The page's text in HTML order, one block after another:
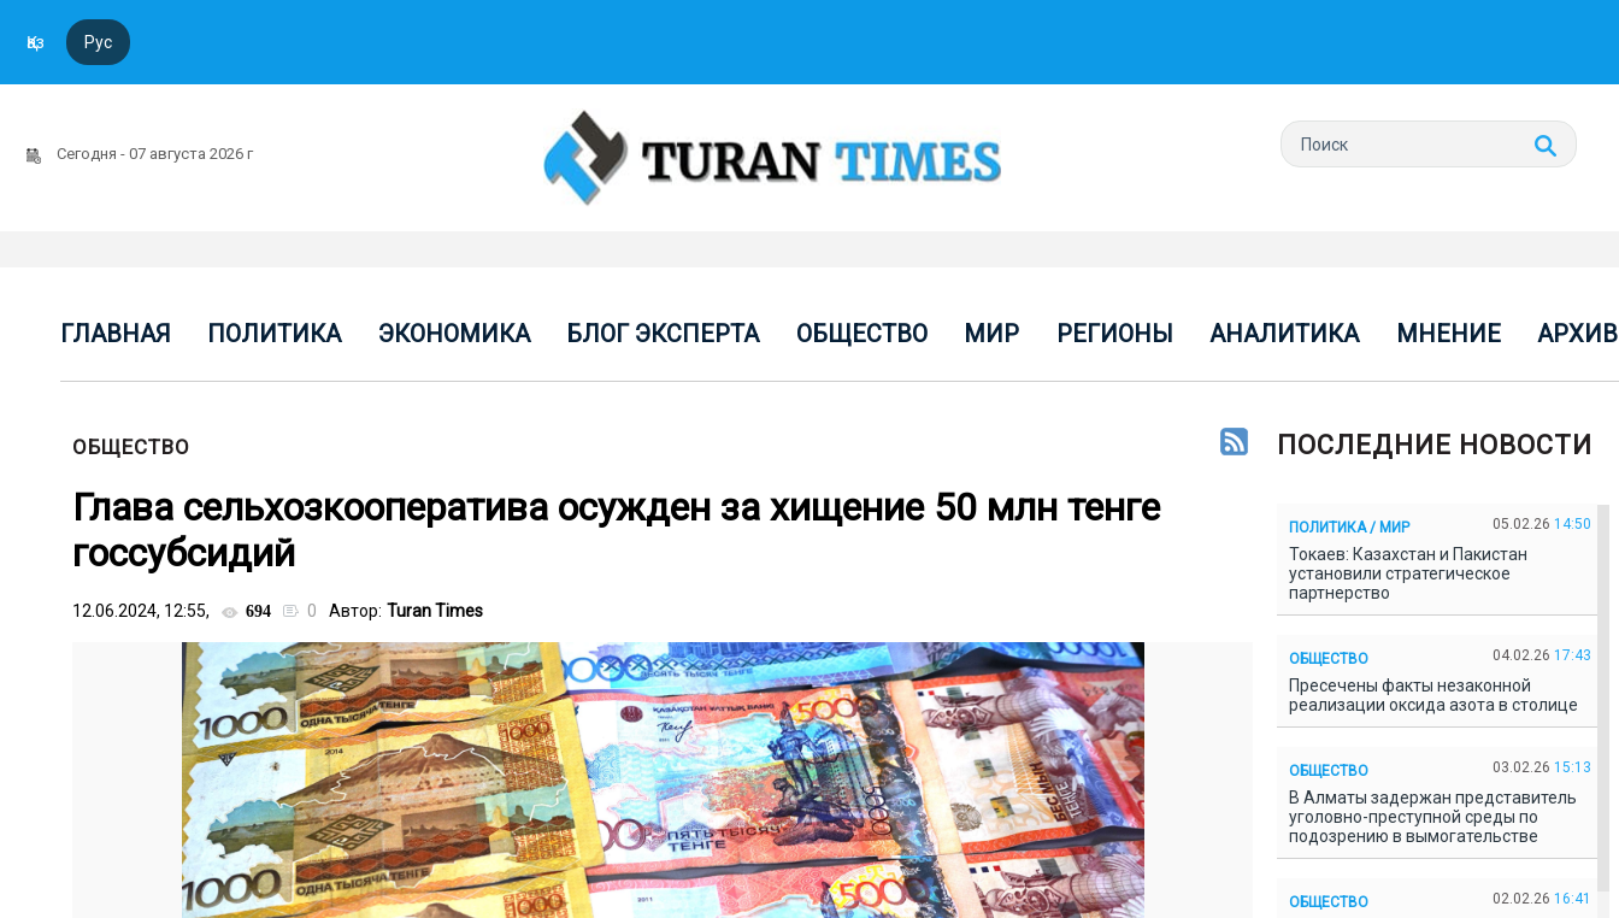
Қаз Рус
Сегодня - 07 августа 2026 г
ГЛАВНАЯ ПОЛИТИКА ЭКОНОМИКА БЛОГ ЭКСПЕРТА ОБЩЕСТВО МИР РЕГИОНЫ АНАЛИТИКА МНЕНИЕ АРХИВ
ОБЩЕСТВО
Глава сельхозкооператива осужден за хищение 50 млн тенге
госсубсидий
12.06.2024, 12:55, 694 0 Автор: Turan Times
ПОСЛЕДНИЕ НОВОСТИ
ПОЛИТИКА / МИР 05.02.26 14:50
Токаев: Казахстан и Пакистан
установили стратегическое
партнерство
ОБЩЕСТВО 04.02.26 17:43
Пресечены факты незаконной
реализации оксида азота в столице
ОБЩЕСТВО 03.02.26 15:13
В Алматы задержан представитель
уголовно-преступной среды по
подозрению в вымогательстве
ОБЩЕСТВО 02.02.26 16:41